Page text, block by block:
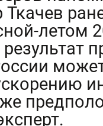
летом
же